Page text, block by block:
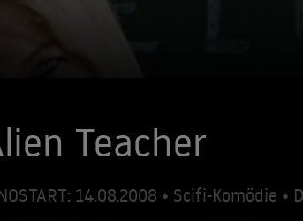
Teacher
14.08.2008 • Scifi-Komödie